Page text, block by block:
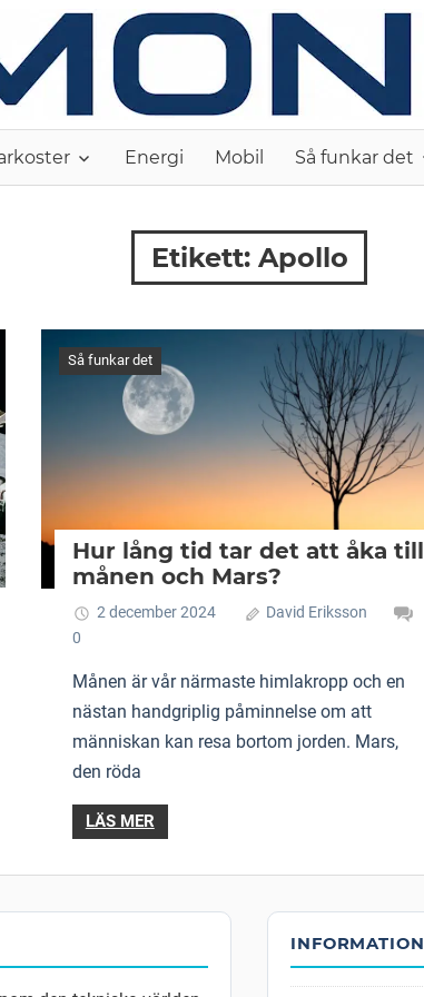
Energi Mobil Så funkar det
Etikett: Apollo
Så funkar det
Hur lång tid tar det att åka till
månen och Mars?
2 december 2024
David Eriksson
0
Månen är vår närmaste himlakropp och en
nästan handgriplig påminnelse om att
människan kan resa bortom jorden. Mars,
den röda
LÄS MER
INFORMATION